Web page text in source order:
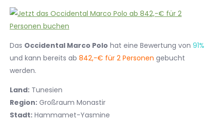
Das Occidental Marco Polo hat eine Bewertung von 91%
und kann bereits ab 842,-€ für 2 Personen gebucht
werden.
Land: Tunesien
Region: Großraum Monastir
Stadt: Hammamet-Yasmine